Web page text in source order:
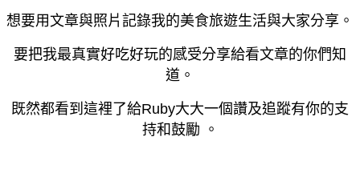
想要用文章與照片記錄我的美食旅遊生活與大家分享。
要把我最真實好吃好玩的感受分享給看文章的你們知
道。
既然都看到這裡了給Ruby大大一個讚及追蹤有你的支
持和鼓勵 。